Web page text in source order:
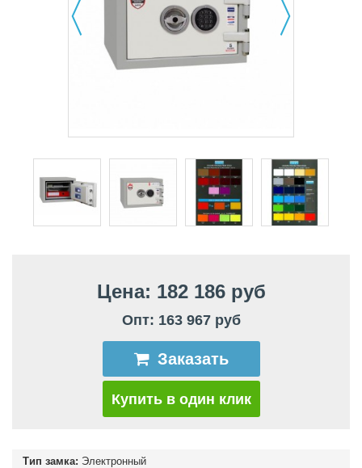
Цена: 182 186 руб
Опт: 163 967 руб
Заказать
Купить в один клик
Тип замка: Электронный